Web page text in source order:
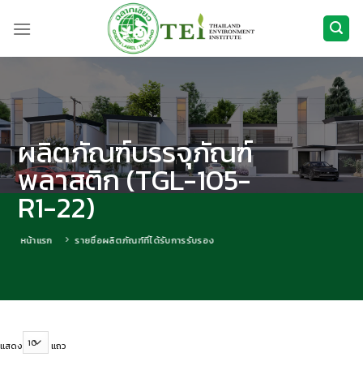
ผลิตภัณฑ์บรรจุภัณฑ์
พลาสติก (TGL-105-
R1-22)
หน้าแรก รายชื่อผลิตภัณฑ์ที่ได้รับการรับรอง
แสดง แถว